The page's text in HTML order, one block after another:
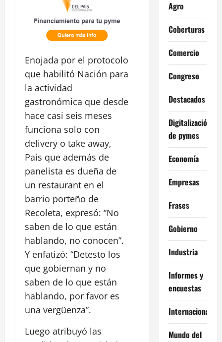
Enojada por el protocolo
que habilitó Nación para
la actividad
gastronómica que desde
hace casi seis meses
funciona solo con
delivery o take away,
Pais que además de
panelista es dueña de
un restaurant en el
barrio porteño de
Recoleta, expresó: “No
saben de lo que están
hablando, no conocen”.
Y enfatizó: “Detesto los
que gobiernan y no
saben de lo que están
hablando, por favor es
una vergüenza”.
Luego atribuyó las
Agro
Coberturas
Comercio
Congreso
Destacados
Digitalización
de pymes
Economía
Empresas
Frases
Gobierno
Industria
Informes y
encuestas
Internacional
Mundo del